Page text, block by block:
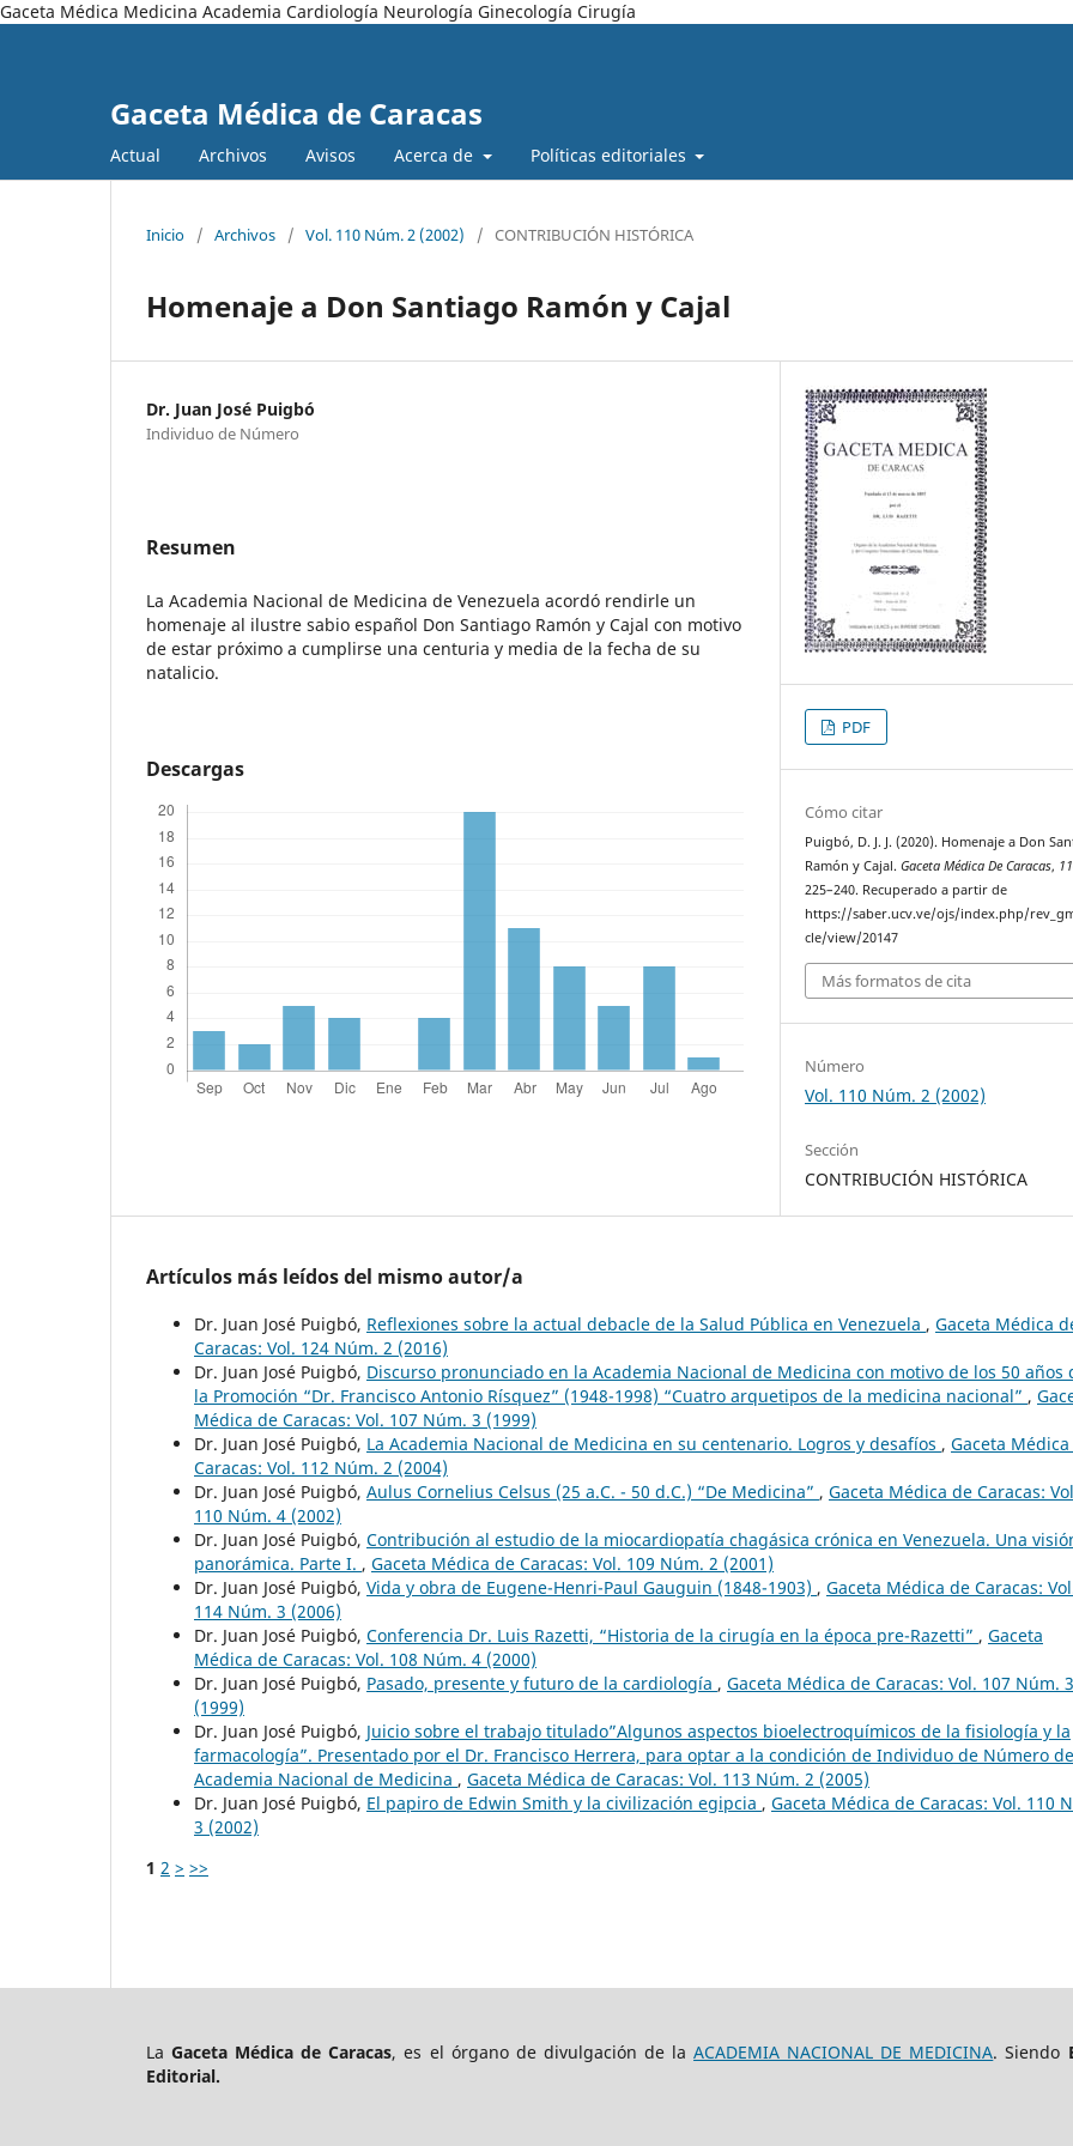
Gaceta Médica Medicina Academia Cardiología Neurología Ginecología Cirugía
Gaceta Médica de Caracas
Actual Archivos Avisos Acerca de Políticas editoriales
Inicio / Archivos / Vol. 110 Núm. 2 (2002) / CONTRIBUCIÓN HISTÓRICA
Homenaje a Don Santiago Ramón y Cajal
Dr. Juan José Puigbó
Individuo de Número
Resumen
La Academia Nacional de Medicina de Venezuela acordó rendirle un
homenaje al ilustre sabio español Don Santiago Ramón y Cajal con motivo
de estar próximo a cumplirse una centuria y media de la fecha de su
natalicio.
Descargas
PDF
Cómo citar
Puigbó, D. J. J. (2020). Homenaje a Don
Ramón y Cajal.Gaceta Médica De Caracas,
225–240. Recuperado a partir de
https://saber.ucv.ve/ojs/index.php/
cle/view/20147
Más formatos de cita
Número
Vol. 110 Núm. 2 (2002)
Sección
CONTRIBUCIÓN HISTÓRICA
Artículos más leídos del mismo autor/a
Dr. Juan José Puigbó, Reflexiones sobre la actual debacle de la Salud Pública en Venezuela , Gaceta Médica
Caracas: Vol. 124 Núm. 2 (2016)
Dr. Juan José Puigbó, Discurso pronunciado en la Academia Nacional de Medicina con motivo de los 50 años
la Promoción “Dr. Francisco Antonio Rísquez” (1948-1998) “Cuatro arquetipos de la medicina nacional” ,
Médica de Caracas: Vol. 107 Núm. 3 (1999)
Dr. Juan José Puigbó, La Academia Nacional de Medicina en su centenario. Logros y desafíos , Gaceta
Caracas: Vol. 112 Núm. 2 (2004)
Dr. Juan José Puigbó, Aulus Cornelius Celsus (25 a.C. - 50 d.C.) “De Medicina” , Gaceta Médica de Caracas:
110 Núm. 4 (2002)
Dr. Juan José Puigbó, Contribución al estudio de la miocardiopatía chagásica crónica en Venezuela. Una
panorámica. Parte I. , Gaceta Médica de Caracas: Vol. 109 Núm. 2 (2001)
Dr. Juan José Puigbó, Vida y obra de Eugene-Henri-Paul Gauguin (1848-1903) , Gaceta Médica de Caracas:
114 Núm. 3 (2006)
Dr. Juan José Puigbó, Conferencia Dr. Luis Razetti, “Historia de la cirugía en la época pre-Razetti” , Gaceta
Médica de Caracas: Vol. 108 Núm. 4 (2000)
Dr. Juan José Puigbó, Pasado, presente y futuro de la cardiología , Gaceta Médica de Caracas: Vol. 107 Núm. 3
(1999)
Dr. Juan José Puigbó, Juicio sobre el trabajo titulado”Algunos aspectos bioelectroquímicos de la fisiología y la
farmacología”. Presentado por el Dr. Francisco Herrera, para optar a la condición de Individuo de Número
Academia Nacional de Medicina , Gaceta Médica de Caracas: Vol. 113 Núm. 2 (2005)
Dr. Juan José Puigbó, El papiro de Edwin Smith y la civilización egipcia , Gaceta Médica de Caracas: Vol. 110
3 (2002)
1 2 > >>
LaGaceta Médica de Caracas, es el órgano de divulgación de laACADEMIA NACIONAL DE MEDICINA. Siendo
Editorial.